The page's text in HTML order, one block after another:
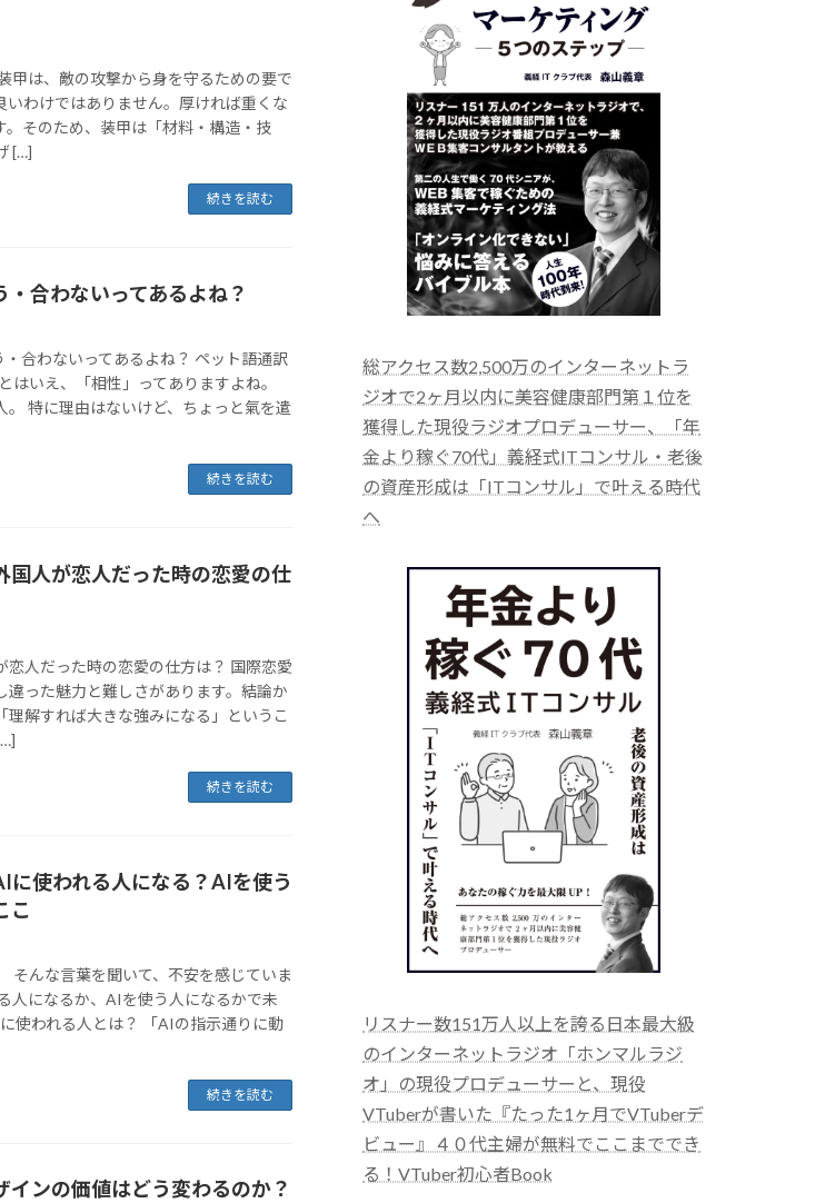
甲は、敵の攻撃から身を守るための要で
わけではありません。厚ければ重くな
。そのため、装甲は「材料・構造・技
[…]
続きを読む
合わないってあるよね？
合わないってあるよね？ ペット語通訳
はいえ、「相性」ってありますよね。
。 特に理由はないけど、ちょっと氣を遣
続きを読む
国人が恋人だった時の恋愛の仕
恋人だった時の恋愛の仕方は？ 国際恋愛
違った魅力と難しさがあります。結論か
理解すれば大きな強みになる」というこ
続きを読む
に使われる人になる？AIを使う
こ
そんな言葉を聞いて、不安を感じていま
人になるか、AIを使う人になるかで未
使われる人とは？ 「AIの指示通りに動
続きを読む
ンの価値はどう変わるのか？
総アクセス数2,500万のインターネットラ
ジオで2ヶ月以内に美容健康部門第１位を
獲得した現役ラジオプロデューサー、「年
金より稼ぐ70代」義経式ITコンサル・老後
の資産形成は「ITコンサル」で叶える時代
へ
リスナー数151万人以上を誇る日本最大級
のインターネットラジオ「ホンマルラジ
オ」の現役プロデューサーと、現役
VTuberが書いた『たった1ヶ月でVTuberデ
ビュー』４０代主婦が無料でここまででき
る！VTuber初心者Book